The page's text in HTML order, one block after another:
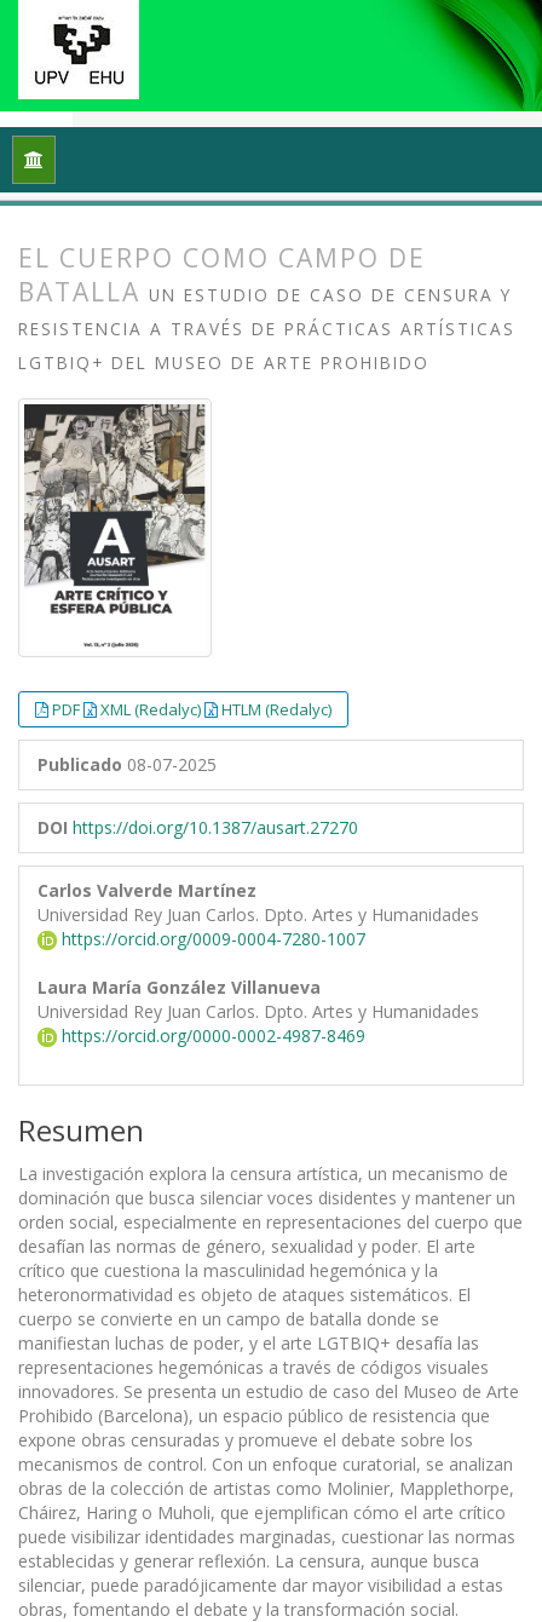
Inicio
EL CUERPO COMO CAMPO DE
BATALLA UN ESTUDIO DE CASO DE CENSURA Y
RESISTENCIA A TRAVÉS DE PRÁCTICAS ARTÍSTICAS
LGTBIQ+ DEL MUSEO DE ARTE PROHIBIDO
PDF XML (Redalyc) HTLM (Redalyc)
Publicado 08-07-2025
DOI https://doi.org/10.1387/ausart.27270
Carlos Valverde Martínez
Universidad Rey Juan Carlos. Dpto. Artes y Humanidades
https://orcid.org/0009-0004-7280-1007
Laura María González Villanueva
Universidad Rey Juan Carlos. Dpto. Artes y Humanidades
https://orcid.org/0000-0002-4987-8469
Resumen
La investigación explora la censura artística, un mecanismo de
dominación que busca silenciar voces disidentes y mantener un
orden social, especialmente en representaciones del cuerpo que
desafían las normas de género, sexualidad y poder. El arte
crítico que cuestiona la masculinidad hegemónica y la
heteronormatividad es objeto de ataques sistemáticos. El
cuerpo se convierte en un campo de batalla donde se
manifiestan luchas de poder, y el arte LGTBIQ+ desafía las
representaciones hegemónicas a través de códigos visuales
innovadores. Se presenta un estudio de caso del Museo de Arte
Prohibido (Barcelona), un espacio público de resistencia que
expone obras censuradas y promueve el debate sobre los
mecanismos de control. Con un enfoque curatorial, se analizan
obras de la colección de artistas como Molinier, Mapplethorpe,
Cháirez, Haring o Muholi, que ejemplifican cómo el arte crítico
puede visibilizar identidades marginadas, cuestionar las normas
establecidas y generar reflexión. La censura, aunque busca
silenciar, puede paradójicamente dar mayor visibilidad a estas
obras, fomentando el debate y la transformación social.